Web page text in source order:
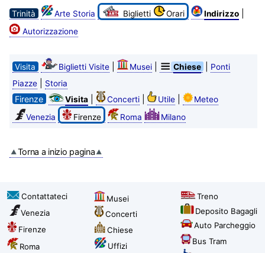
Trinità Arte Storia Biglietti Orari Indirizzo|
Autorizzazione
Visita Biglietti Visite| Musei| Chiese
Ponti
Piazze| Storia
Firenze Visita| Concerti| Utile|
Meteo
Venezia
Firenze Roma Milano
Torna a inizio pagina
Contattateci
Venezia
Firenze
Roma
Musei
Concerti
Chiese
Uffizi
Treno
Deposito Bagagli
Auto Parcheggio
Bus Tram